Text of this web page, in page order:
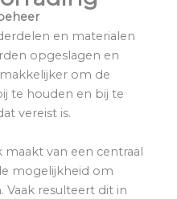
en materialen
opgeslagen en
om de
te houden en bij te
vereist is.
van een centraal
mogelijkheid om
resulteert dit in